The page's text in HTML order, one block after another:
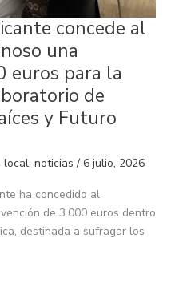
concede al
una
euros para la
de
y Futuro
local, noticias / 6 julio, 2026
ha concedido al
de 3.000 euros dentro
destinada a sufragar los